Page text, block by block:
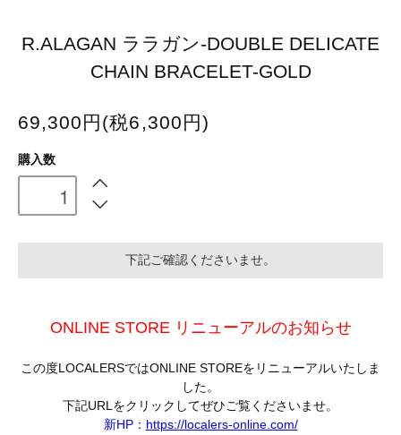
R.ALAGAN ララガン-DOUBLE DELICATE
CHAIN BRACELET-GOLD
69,300円(税6,300円)
購入数
下記ご確認くださいませ。
ONLINE STORE リニューアルのお知らせ
この度LOCALERSではONLINE STOREをリニューアルいたしま
した。
下記URLをクリックしてぜひご覧くださいませ。
新HP： https://localers-online.com/